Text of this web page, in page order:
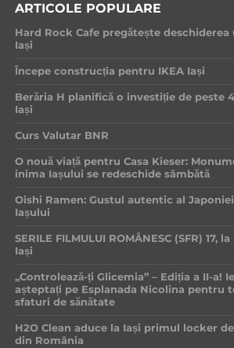
ARTICOLE POPULARE
Hard Rock Cafe pregătește
Iași
Începe construcția pentru IKEA Iași
Berăria H planifică o investiție de peste
Iași
Curs Valutar BNR
O nouă viață pentru Casa Kieser:
inima Iașului se redeschide sâmbătă
Oishi Ramen: Gustul autentic al
Iașului
SERILE FILMULUI ROMÂNESC (SFR) 17,
Iași
„Controlează-ți Glicemia” – Ediția a II-a!
așteptați pe Esplanada Nicolina pentru
sfaturi de sănătate
H2O Clean aduce la Iași primul locker
din România